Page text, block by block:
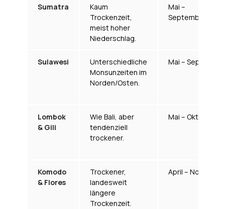
Sumatra
Kaum
Trockenzeit,
meist hoher
Niederschlag.
Mai –
September/
Sulawesi
Unterschiedliche
Monsunzeiten im
Norden/Osten.
Mai – September
Lombok
& Gili
Wie Bali, aber
tendenziell
trockener.
Mai – Oktober
Komodo
& Flores
Trockener,
landesweit
längere
Trockenzeit.
April – November